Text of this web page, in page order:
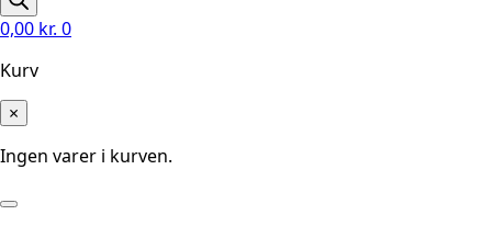
0,00 kr. 0
Kurv
×
Ingen varer i kurven.